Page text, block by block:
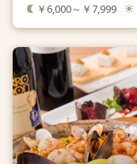
￥6,000～￥7,999